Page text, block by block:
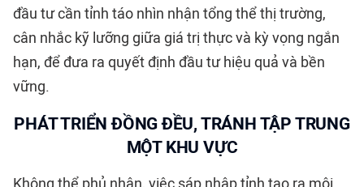
đầu tư cần tỉnh táo nhìn nhận tổng thể thị trường,
cân nhắc kỹ lưỡng giữa giá trị thực và kỳ vọng ngắn
hạn, để đưa ra quyết định đầu tư hiệu quả và bền
vững.
PHÁT TRIỂN ĐỒNG ĐỀU, TRÁNH TẬP TRUNG
MỘT KHU VỰC